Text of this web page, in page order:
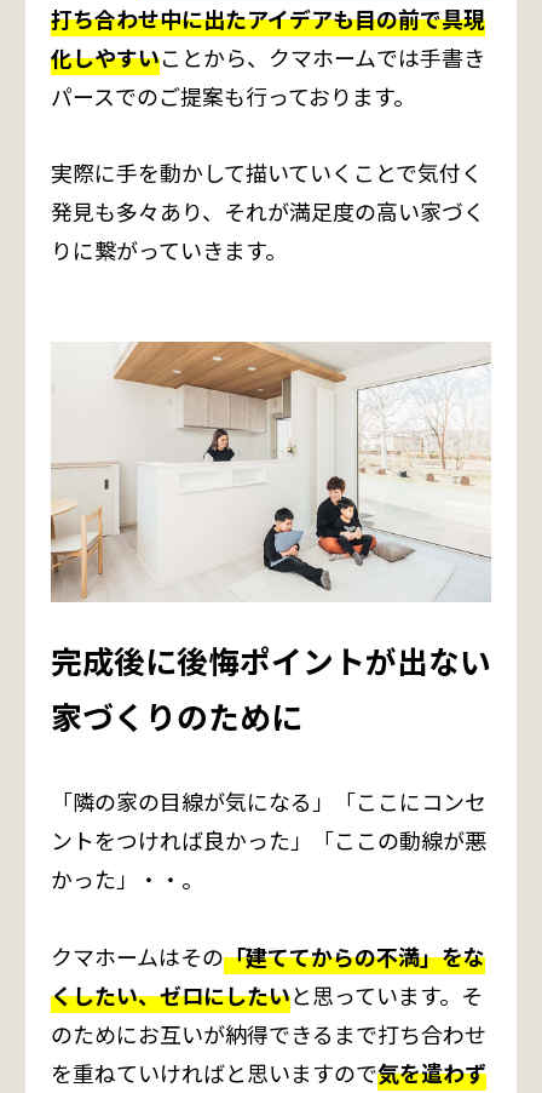
打ち合わせ中に出たアイデアも目の前で具現
化しやすいことから、クマホームでは手書き
パースでのご提案も行っております。
実際に手を動かして描いていくことで気付く
発見も多々あり、それが満足度の高い家づく
りに繋がっていきます。
完成後に後悔ポイントが出ない
家づくりのために
「隣の家の目線が気になる」「ここにコンセ
ントをつければ良かった」「ここの動線が悪
かった」・・。
クマホームはその「建ててからの不満」をな
くしたい、ゼロにしたいと思っています。そ
のためにお互いが納得できるまで打ち合わせ
を重ねていければと思いますので気を遣わず